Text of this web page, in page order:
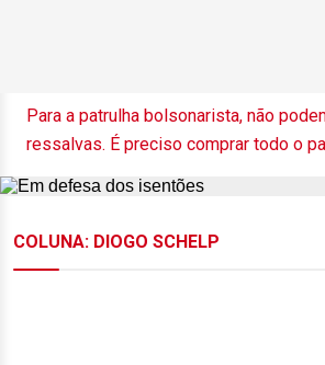
COLUNA: DIOGO SCHELP
Para a patrulha bolsonarista, não
ressalvas. É preciso comprar todo o